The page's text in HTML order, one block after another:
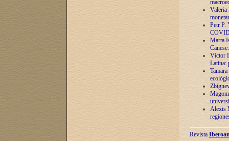
Valeria
Petr P.
Marta
Víctor
Latina:
Alexis
Revista